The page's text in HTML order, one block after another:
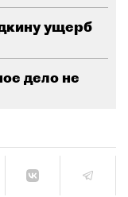
ущерб
дело не